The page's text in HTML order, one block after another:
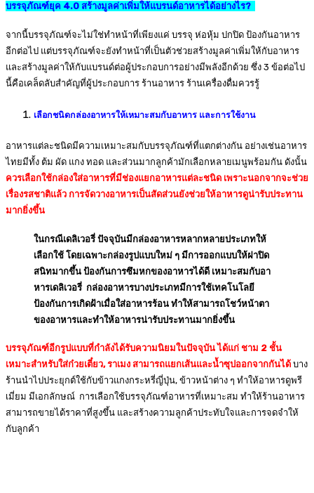
บรรจุภัณฑ์ยุค 4.0 สร้างมูลค่าเพิ่มให้แบรนด์อาหารได้อย่างไร?
จากนี้บรรจุภัณฑ์จะไม่ใช่ทำหน้าที่เพียงแค่ บรรจุ ห่อหุ้ม ปกปิด ป้องกันอาหาร
อีกต่อไป แต่บรรจุภัณฑ์จะยังทำหน้าที่เป็นตัวช่วยสร้างมูลค่าเพิ่มให้กับอาหาร
และสร้างมูลค่าให้กับแบรนด์ต่อผู้ประกอบการอย่างมีพลังอีกด้วย ซึ่ง 3 ข้อต่อไป
นี้คือเคล็ดลับสำคัญที่ผู้ประกอบการ ร้านอาหาร ร้านเครื่องดื่มควรรู้
เลือกชนิดกล่องอาหารให้เหมาะสมกับอาหาร และการใช้งาน
อาหารแต่ละชนิดมีความเหมาะสมกับบรรจุภัณฑ์ที่แตกต่างกัน อย่างเช่นอาหาร
ไทยมีทั้ง ต้ม ผัด แกง ทอด และส่วนมากลูกค้ามักเลือกหลายเมนูพร้อมกัน ดังนั้น
ควรเลือกใช้กล่องใส่อาหารที่มีช่องแยกอาหารแต่ละชนิด เพราะนอกจากจะช่วย
เรื่องรสชาติแล้ว การจัดวางอาหารเป็นสัดส่วนยังช่วยให้อาหารดูน่ารับประทาน
มากยิ่งขึ้น
ในกรณีเดลิเวอรี่ ปัจจุบันมีกล่องอาหารหลากหลายประเภทให้
เลือกใช้ โดยเฉพาะกล่องรูปแบบใหม่ ๆ มีการออกแบบให้ฝาปิด
สนิทมากขึ้น ป้องกันการซึมหกของอาหารได้ดี เหมาะสมกับอา
หารเดลิเวอรี่ กล่องอาหารบางประเภทมีการใช้เทคโนโลยี
ป้องกันการเกิดฝ้าเมื่อใส่อาหารร้อน ทำให้สามารถโชว์หน้าตา
ของอาหารและทำให้อาหารน่ารับประทานมากยิ่งขึ้น
บรรจุภัณฑ์อีกรูปแบบที่กำลังได้รับความนิยมในปัจจุบัน ได้แก่ ชาม 2 ชั้น
เหมาะสำหรับใส่ก๋วยเตี๋ยว, ราเมง สามารถแยกเส้นและน้ำซุปออกจากกันได้ บาง
ร้านนำไปประยุกต์ใช้กับข้าวแกงกระหรี่ญี่ปุ่น, ข้าวหน้าต่าง ๆ ทำให้อาหารดูพรี
เมี่ยม มีเอกลักษณ์ การเลือกใช้บรรจุภัณฑ์อาหารที่เหมาะสม ทำให้ร้านอาหาร
สามารถขายได้ราคาที่สูงขึ้น และสร้างความลูกค้าประทับใจและการจดจำให้
กับลูกค้า